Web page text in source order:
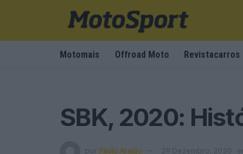
Motomais Offroad Moto Revistacarros
SBK, 2020:
por Paulo Araújo 29 Dezembro, 2020 em